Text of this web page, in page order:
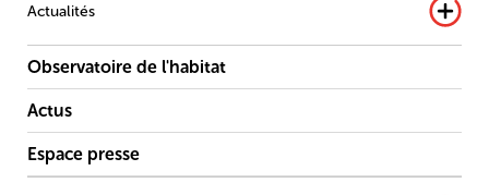
Actualités
Observatoire de l'habitat
Actus
Espace presse